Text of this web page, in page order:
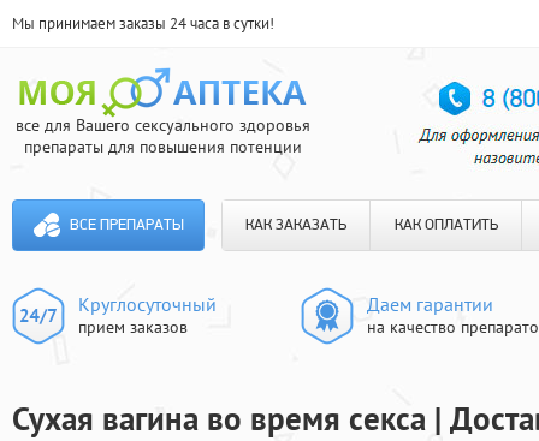
Мы принимаем заказы 24 часа в сутки!
все для Вашего сексуального здоровья
препараты для повышения потенции
ВСЕ ПРЕПАРАТЫ КАК ЗАКАЗАТЬ КАК ОПЛАТИТЬ
Круглосуточный
прием заказов
Даем гарантии
на качество
Сухая вагина во время секса |